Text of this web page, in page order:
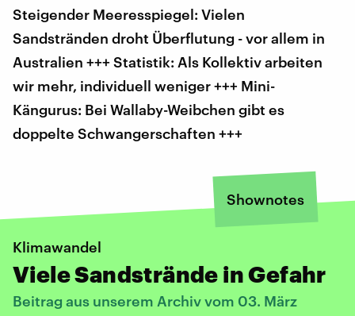
Steigender Meeresspiegel: Vielen
Sandstränden droht Überflutung - vor allem in
Australien +++ Statistik: Als Kollektiv arbeiten
wir mehr, individuell weniger +++ Mini-
Kängurus: Bei Wallaby-Weibchen gibt es
doppelte Schwangerschaften +++
Shownotes
Klimawandel
Viele Sandstrände in Gefahr
Beitrag aus unserem Archiv vom 03. März